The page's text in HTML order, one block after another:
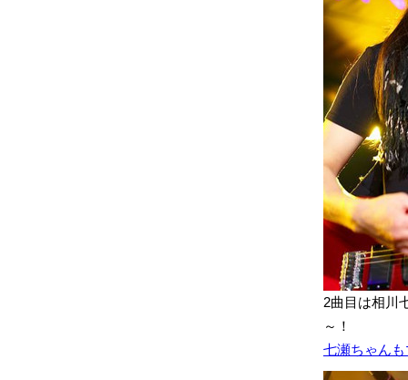
2曲目は相川
～！
七瀬ちゃん